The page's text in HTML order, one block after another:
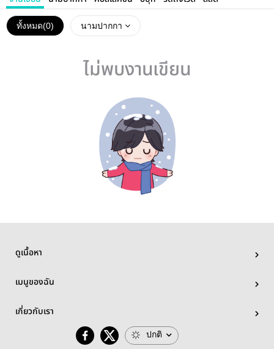
ทั้งหมด(0) นามปากกา
ไม่พบงานเขียน
ดูเนื้อหา
เมนูของฉัน
เกี่ยวกับเรา
ปกติ